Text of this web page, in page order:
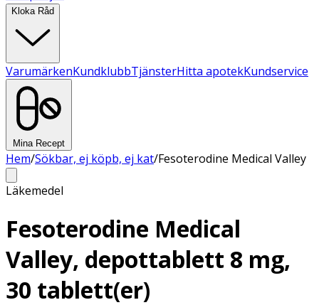
Kloka Råd
VarumärkenKundklubbTjänsterHitta apotekKundservice
Mina Recept
Hem/Sökbar, ej köpb, ej kat/Fesoterodine Medical Valley
Läkemedel
Fesoterodine Medical
Valley, depottablett 8 mg,
30 tablett(er)